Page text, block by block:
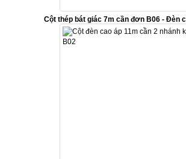
Cột thép bát giác 7m cần đơn B06 - Đèn